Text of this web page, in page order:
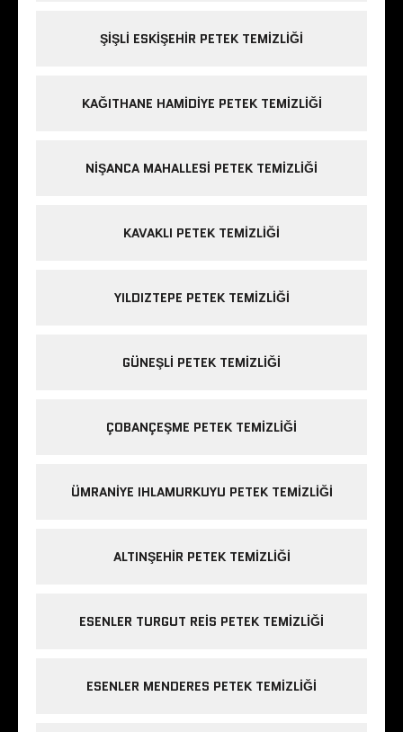
ŞIŞLI ESKIŞEHIR PETEK TEMIZLIĞI
KAĞITHANE HAMIDIYE PETEK TEMIZLIĞI
NIŞANCA MAHALLESI PETEK TEMIZLIĞI
KAVAKLI PETEK TEMIZLIĞI
YILDIZTEPE PETEK TEMIZLIĞI
GÜNEŞLI PETEK TEMIZLIĞI
ÇOBANÇEŞME PETEK TEMIZLIĞI
ÜMRANIYE IHLAMURKUYU PETEK TEMIZLIĞI
ALTINŞEHIR PETEK TEMIZLIĞI
ESENLER TURGUT REIS PETEK TEMIZLIĞI
ESENLER MENDERES PETEK TEMIZLIĞI